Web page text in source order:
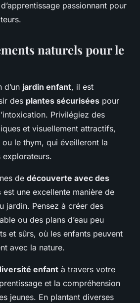
passionnant pour
naturels pour le
jardin enfant, il est
des plantes sécurisées pour
Privilégiez des
et visuellement attractifs,
le thym, qui éveilleront la
de découverte avec des
est une excellente manière de
jardin. Pensez à créer des
ou des plans d’eau peu
et sûrs, où les enfants peuvent
avec la nature.
enfant à travers votre
et la compréhension
jeunes. En plantant diverses